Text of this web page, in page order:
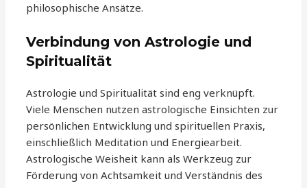
philosophische Ansätze.
Verbindung von Astrologie und
Spiritualität
Astrologie und Spiritualität sind eng verknüpft.
Viele Menschen nutzen astrologische Einsichten zur
persönlichen Entwicklung und spirituellen Praxis,
einschließlich Meditation und Energiearbeit.
Astrologische Weisheit kann als Werkzeug zur
Förderung von Achtsamkeit und Verständnis des